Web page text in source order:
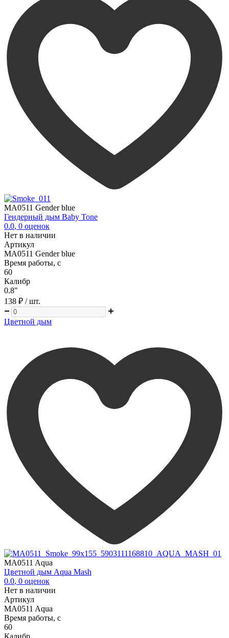
MA0511 Gender blue
Гендерный дым Baby Tone
0.0, 0 оценок
Нет в наличии
Артикул
MA0511 Gender blue
Время работы, с
60
Калибр
0.8"
138 ₽ / шт.
Цветной дым
MA0511 Aqua
Цветной дым Aqua Mash
0.0, 0 оценок
Нет в наличии
Артикул
MA0511 Aqua
Время работы, с
60
Калибр